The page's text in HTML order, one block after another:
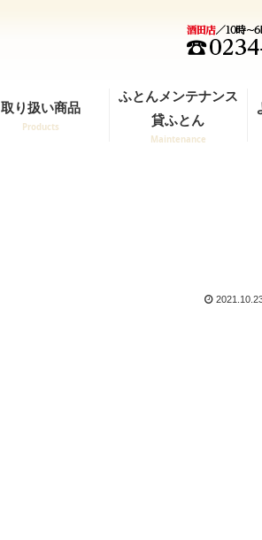
取り扱い商品
Products
ふとんメンテナンス
貸ふとん
Maintenance